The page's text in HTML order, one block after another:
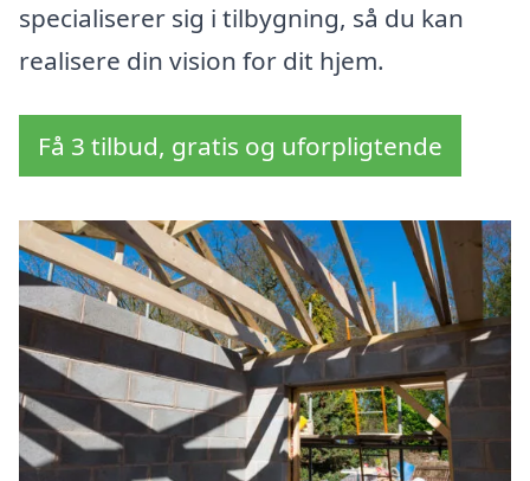
specialiserer sig i tilbygning, så du kan
realisere din vision for dit hjem.
Få 3 tilbud, gratis og uforpligtende